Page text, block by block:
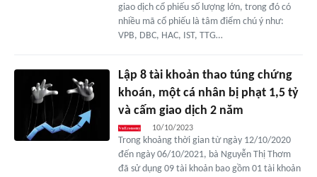
giao dịch cổ phiếu số lượng lớn, trong đó có
nhiều mã cổ phiếu là tâm điểm chú ý như:
VPB, DBC, HAC, IST, TTG…
Lập 8 tài khoản thao túng chứng
khoán, một cá nhân bị phạt 1,5 tỷ
và cấm giao dịch 2 năm
10/10/2023
Trong khoảng thời gian từ ngày 12/10/2020
đến ngày 06/10/2021, bà Nguyễn Thị Thơm
đã sử dụng 09 tài khoản bao gồm 01 tài khoản